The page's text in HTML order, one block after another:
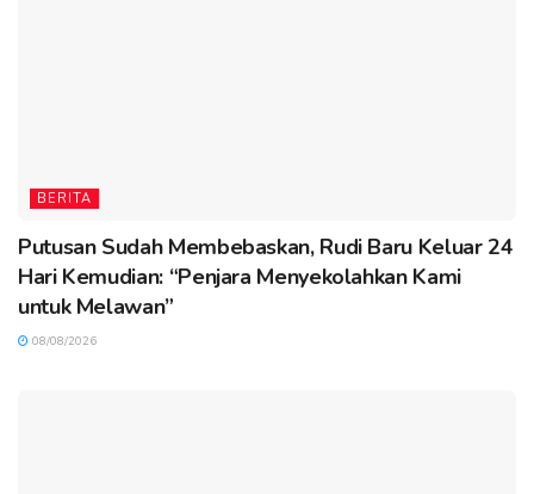
BERITA
Putusan Sudah Membebaskan, Rudi Baru Keluar 24
Hari Kemudian: “Penjara Menyekolahkan Kami
untuk Melawan”
08/08/2026